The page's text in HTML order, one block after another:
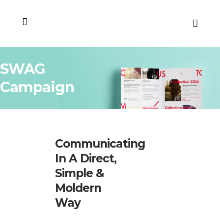
SWAG
Campaign
Communicating
In A Direct,
Simple &
Moldern
Way